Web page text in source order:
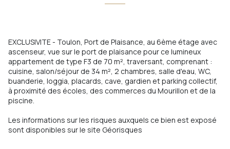
EXCLUSIVITE - Toulon, Port de Plaisance, au 6ème étage avec
ascenseur, vue sur le port de plaisance pour ce lumineux
appartement de type F3 de 70 m², traversant, comprenant :
cuisine, salon/séjour de 34 m², 2 chambres, salle d'eau, WC,
buanderie, loggia, placards, cave, gardien et parking collectif,
à proximité des écoles, des commerces du Mourillon et de la
piscine.
Les informations sur les risques auxquels ce bien est exposé
sont disponibles sur le site Géorisques